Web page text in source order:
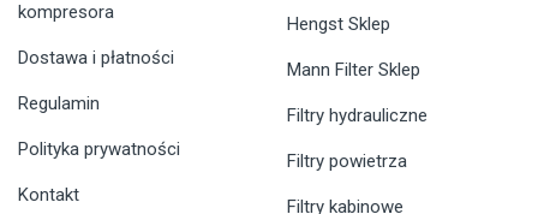
kompresora
Dostawa i płatności
Regulamin
Polityka prywatności
Kontakt
Hengst Sklep
Mann Filter Sklep
Filtry hydrauliczne
Filtry powietrza
Filtry kabinowe